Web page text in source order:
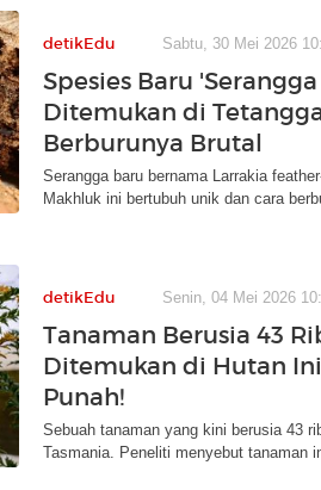
detikEdu Sabtu, 30 Mei 2026
Spesies Baru
Ditemukan di
Berburunya Brutal
Serangga baru bernama Larrakia
Makhluk ini bertubuh unik dan cara
detikEdu Senin, 04 Mei 2026
Tanaman Berusia 43
Ditemukan di Hutan
Punah!
Sebuah tanaman yang kini berusia 43
Tasmania. Peneliti menyebut tanaman